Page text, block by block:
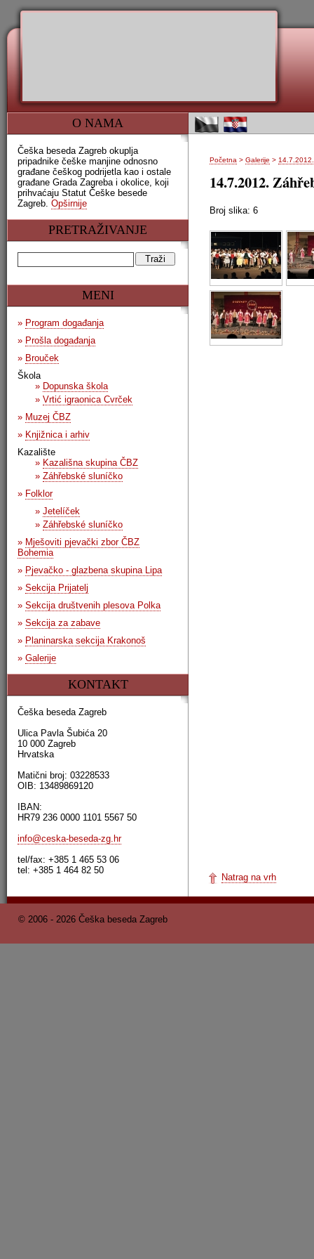
O NAMA
Češka beseda Zagreb okuplja
pripadnike češke manjine odnosno
građane češkog podrijetla kao i ostale
građane Grada Zagreba i okolice, koji
prihvaćaju Statut Češke besede
Zagreb. Opširnije
PRETRAŽIVANJE
MENI
» Program događanja
» Prošla događanja
» Brouček
Škola
» Dopunska škola
» Vrtić igraonica Cvrček
» Muzej ČBZ
» Knjižnica i arhiv
Kazalište
» Kazališna skupina ČBZ
» Záhřebské sluníčko
» Folklor
» Jetelíček
» Záhřebské sluníčko
» Mješoviti pjevački zbor ČBZ
Bohemia
» Pjevačko - glazbena skupina Lipa
» Sekcija Prijatelj
» Sekcija društvenih plesova Polka
» Sekcija za zabave
» Planinarska sekcija Krakonoš
» Galerije
KONTAKT
Češka beseda Zagreb
Ulica Pavla Šubića 20
10 000 Zagreb
Hrvatska
Matični broj: 03228533
OIB: 13489869120
IBAN:
HR79 236 0000 1101 5567 50
info@ceska-beseda-zg.hr
tel/fax: +385 1 465 53 06
tel: +385 1 464 82 50
Početna >Galerije >
14.7.2012.
Broj slika: 6
Natrag na vrh
© 2006 - 2026 Češka beseda Zagreb